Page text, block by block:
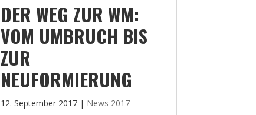
DER WEG ZUR WM:
VOM UMBRUCH BIS
ZUR
NEUFORMIERUNG
12. September 2017 | News 2017